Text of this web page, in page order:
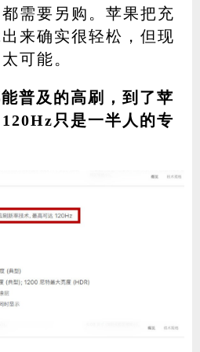
需要另购。苹果把充
来确实很轻松，但现
可能。
普及的高刷，到了苹
只是一半人的专